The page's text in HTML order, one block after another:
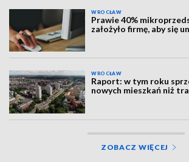
WROCŁAW
Prawie 40%
założyło firmę, aby się
WROCŁAW
Raport: w tym roku
nowych mieszkań niż
ZOBACZ WIĘCEJ